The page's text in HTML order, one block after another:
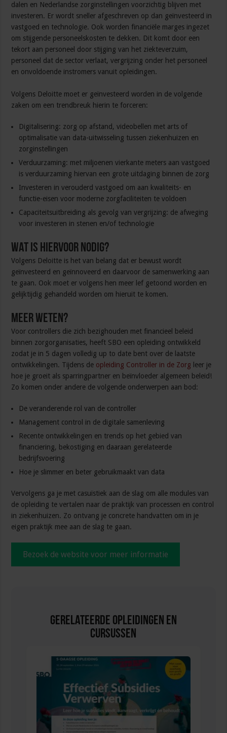
dalen en Nederlandse zorginstellingen voorzichtig blijven met
investeren. Er wordt sneller afgeschreven op dan geïnvesteerd in
vastgoed en technologie. Ook worden financiële marges ingezet
om stijgende personeelskosten te dekken. Dit komt door een
tekort aan personeel door stijging van het ziekteverzuim,
personeel dat de sector verlaat, vergrijzing onder het personeel
en onvoldoende instromers vanuit opleidingen.
Volgens Deloitte moet er geïnvesteerd worden in de volgende
zaken om een trendbreuk hierin te forceren:
Digitalisering: zorg op afstand, videobellen met arts of
optimalisatie van data-uitwisseling tussen ziekenhuizen en
zorginstellingen
Verduurzaming: met miljoenen vierkante meters aan vastgoed
is verduurzaming hiervan een grote uitdaging binnen de zorg
Investeren in verouderd vastgoed om aan kwaliteits- en
functie-eisen voor moderne zorgfaciliteiten te voldoen
Capaciteitsuitbreiding als gevolg van vergrijzing: de afweging
voor investeren in stenen en/of technologie
Wat is hiervoor nodig?
Volgens Deloitte is het van belang dat er bewust wordt
geïnvesteerd en geïnnoveerd en daarvoor de samenwerking aan
te gaan. Ook moet er volgens hen meer lef getoond worden en
gelijktijdig gehandeld worden om hieruit te komen.
Meer weten?
Voor controllers die zich bezighouden met financieel beleid
binnen zorgorganisaties, heeft SBO een opleiding ontwikkeld
zodat je in 5 dagen volledig up to date bent over de laatste
ontwikkelingen. Tijdens de opleiding Controller in de Zorg leer je
hoe je groeit als sparringpartner en beïnvloeder algemeen beleid!
Zo komen onder andere de volgende onderwerpen aan bod:
De veranderende rol van de controller
Management control in de digitale samenleving
Recente ontwikkelingen en trends op het gebied van
financiering, bekostiging en daaraan gerelateerde
bedrijfsvoering
Hoe je slimmer en beter gebruikmaakt van data
Vervolgens ga je met casuïstiek aan de slag om alle modules van
de opleiding te vertalen naar de praktijk van processen en control
in ziekenhuizen. Zo ontvang je concrete handvatten om in je
eigen praktijk mee aan de slag te gaan.
Bezoek de website voor meer informatie
Gerelateerde Opleidingen en
Cursussen